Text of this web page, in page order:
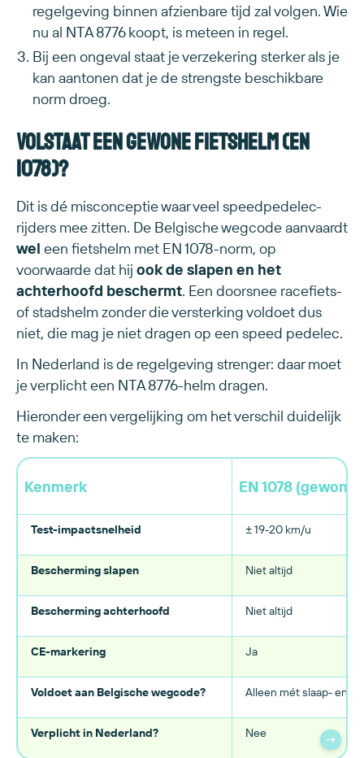
regelgeving binnen afzienbare tijd zal volgen. Wie
nu al NTA 8776 koopt, is meteen in regel.
Bij een ongeval staat je verzekering sterker als je
kan aantonen dat je de strengste beschikbare
norm droeg.
Volstaat een gewone fietshelm (EN
1078)?
Dit is dé misconceptie waar veel speedpedelec-
rijders mee zitten. De Belgische wegcode aanvaardt
wel een fietshelm met EN 1078-norm, op
voorwaarde dat hij ook de slapen en het
achterhoofd beschermt. Een doorsnee racefiets-
of stadshelm zonder die versterking voldoet dus
niet, die mag je niet dragen op een speed pedelec.
In Nederland is de regelgeving strenger: daar moet
je verplicht een NTA 8776-helm dragen.
Hieronder een vergelijking om het verschil duidelijk
te maken:
Kenmerk EN 1078
Test-impactsnelheid ± 19-20 km/u
Bescherming slapen Niet altijd
Bescherming achterhoofd Niet altijd
CE-markering Ja
Voldoet aan Belgische wegcode? Alleen mét slaap- en
Verplicht in Nederland? Nee →